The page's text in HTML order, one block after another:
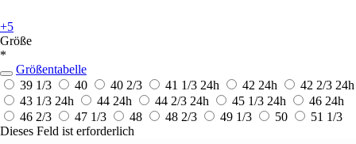
+5
Größe
*
Größentabelle
39 1/3
40 40 2/3 41 1/3 24h 42 24h 42 2/3 24h
43 1/3 24h 44 24h 44 2/3 24h 45 1/3 24h 46 24h
46 2/3
47 1/3 48 48 2/3 49 1/3 50
51 1/3
Dieses Feld ist erforderlich